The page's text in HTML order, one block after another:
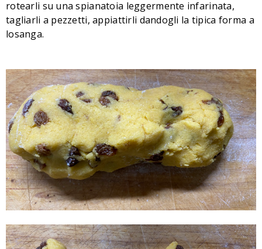
rotearli su una spianatoia leggermente infarinata,
tagliarli a pezzetti, appiattirli dandogli la tipica forma a
losanga.